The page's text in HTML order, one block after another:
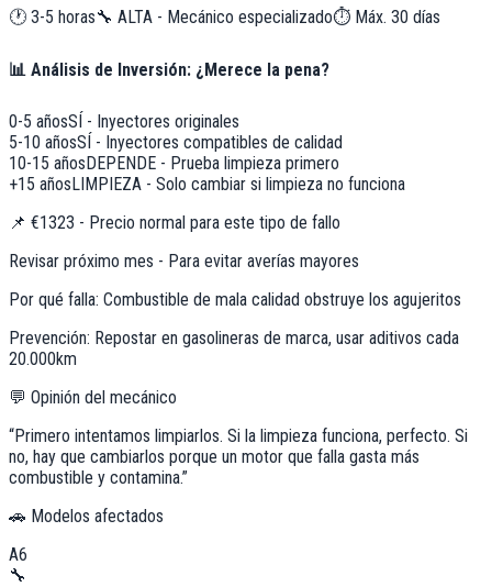
🕐 3-5 horas🔧 ALTA - Mecánico especializado⏱️ Máx. 30 días
📊 Análisis de Inversión: ¿Merece la pena?
0-5 añosSÍ - Inyectores originales
5-10 añosSÍ - Inyectores compatibles de calidad
10-15 añosDEPENDE - Prueba limpieza primero
+15 añosLIMPIEZA - Solo cambiar si limpieza no funciona
📌 €1323 - Precio normal para este tipo de fallo
Revisar próximo mes - Para evitar averías mayores
Por qué falla: Combustible de mala calidad obstruye los agujeritos
Prevención: Repostar en gasolineras de marca, usar aditivos cada
20.000km
💬 Opinión del mecánico
“Primero intentamos limpiarlos. Si la limpieza funciona, perfecto. Si
no, hay que cambiarlos porque un motor que falla gasta más
combustible y contamina.”
🚗 Modelos afectados
A6
🔧